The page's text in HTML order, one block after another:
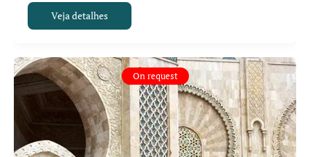
Veja detalhes
On request